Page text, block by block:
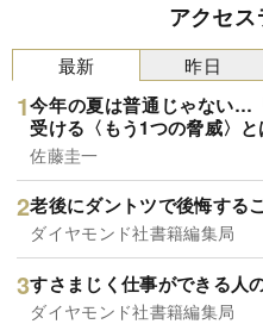
アクセ
最新
今年の夏は普通じゃない…
受ける〈もう1つの脅威〉
佐藤圭一
老後にダントツで後悔する
ダイヤモンド社書籍編集局
すさまじく仕事ができる人
ダイヤモンド社書籍編集局
昨日